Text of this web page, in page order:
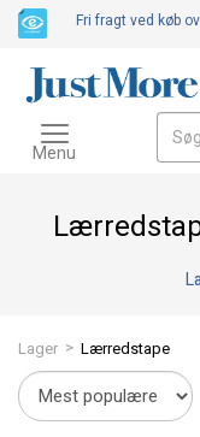
Lager > Lærredstape
Fri fragt ved køb
Toggle
navigation
Menu